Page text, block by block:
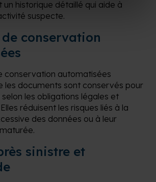
historique détaillé qui aide à
suspecte.
conservation
conservation automatisées
les documents sont conservés pour
les obligations légales et
réduisent les risques liés à la
des données ou à leur
sinistre et